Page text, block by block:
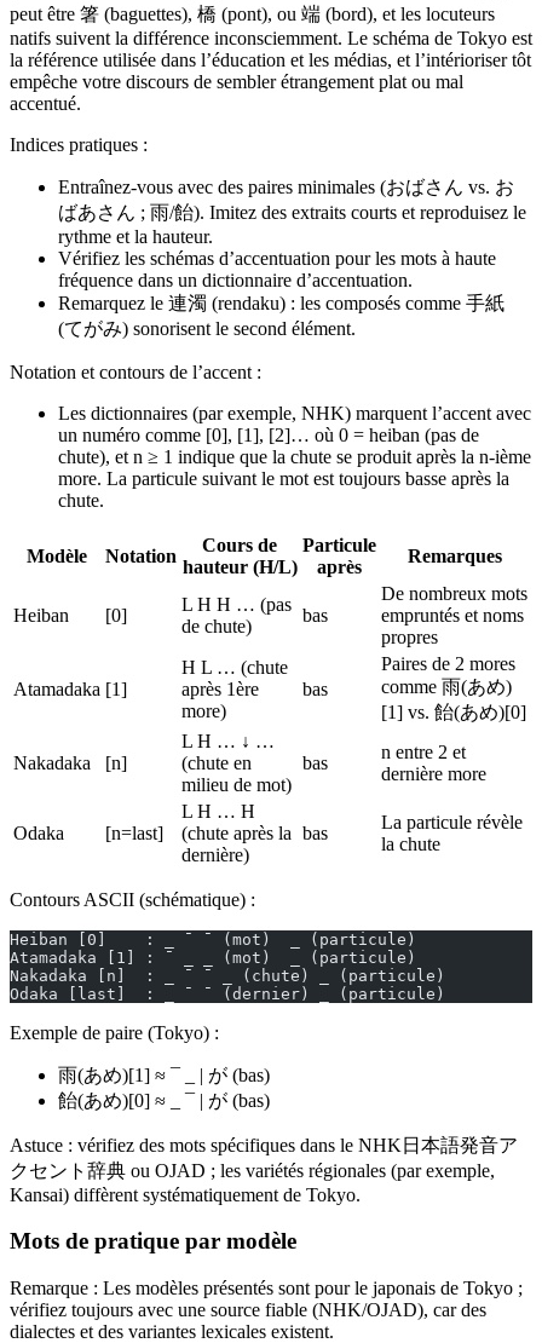
peut être 箸 (baguettes), 橋 (pont), ou 端 (bord), et les locuteurs
natifs suivent la différence inconsciemment. Le schéma de Tokyo est
la référence utilisée dans l’éducation et les médias, et l’intérioriser tôt
empêche votre discours de sembler étrangement plat ou mal
accentué.
Indices pratiques :
Entraînez-vous avec des paires minimales (おばさん vs. お
ばあさん ; 雨/飴). Imitez des extraits courts et reproduisez le
rythme et la hauteur.
Vérifiez les schémas d’accentuation pour les mots à haute
fréquence dans un dictionnaire d’accentuation.
Remarquez le 連濁 (rendaku) : les composés comme 手紙
(てがみ) sonorisent le second élément.
Notation et contours de l’accent :
Les dictionnaires (par exemple, NHK) marquent l’accent avec
un numéro comme [0], [1], [2]… où 0 = heiban (pas de
chute), et n ≥ 1 indique que la chute se produit après la n‑ième
more. La particule suivant le mot est toujours basse après la
chute.
Modèle Notation
Cours de
hauteur (H/L)
Particule
après
Remarques
Heiban [0]
L H H … (pas
de chute)
bas
De nombreux mots
empruntés et noms
propres
Atamadaka [1]
H L … (chute
après 1ère
more)
bas
Paires de 2 mores
comme 雨(あめ)
[1] vs. 飴(あめ)[0]
Nakadaka [n]
L H … ↓ …
(chute en
milieu de mot)
bas
n entre 2 et
dernière more
Odaka [n=last]
L H … H
(chute après la
dernière)
bas
La particule révèle
la chute
Contours ASCII (schématique) :
Heiban [0]    : _ ¯ ¯ (mot)  _ (particule)
Atamadaka [1] : ¯ _ _ (mot)  _ (particule)
Nakadaka [n]  : _ ¯ ¯ _ (chute) _ (particule)
Odaka [last]  : _ ¯ ¯ (dernier) _ (particule)
Exemple de paire (Tokyo) :
雨(あめ)[1] ≈ ¯ _ | が (bas)
飴(あめ)[0] ≈ _ ¯ | が (bas)
Astuce : vérifiez des mots spécifiques dans le NHK日本語発音ア
クセント辞典 ou OJAD ; les variétés régionales (par exemple,
Kansai) diffèrent systématiquement de Tokyo.
Mots de pratique par modèle
Remarque : Les modèles présentés sont pour le japonais de Tokyo ;
vérifiez toujours avec une source fiable (NHK/OJAD), car des
dialectes et des variantes lexicales existent.